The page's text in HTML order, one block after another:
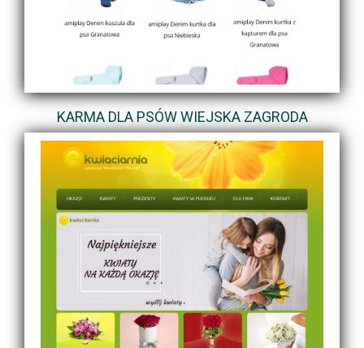
KARMA DLA PSÓW WIEJSKA ZAGRODA